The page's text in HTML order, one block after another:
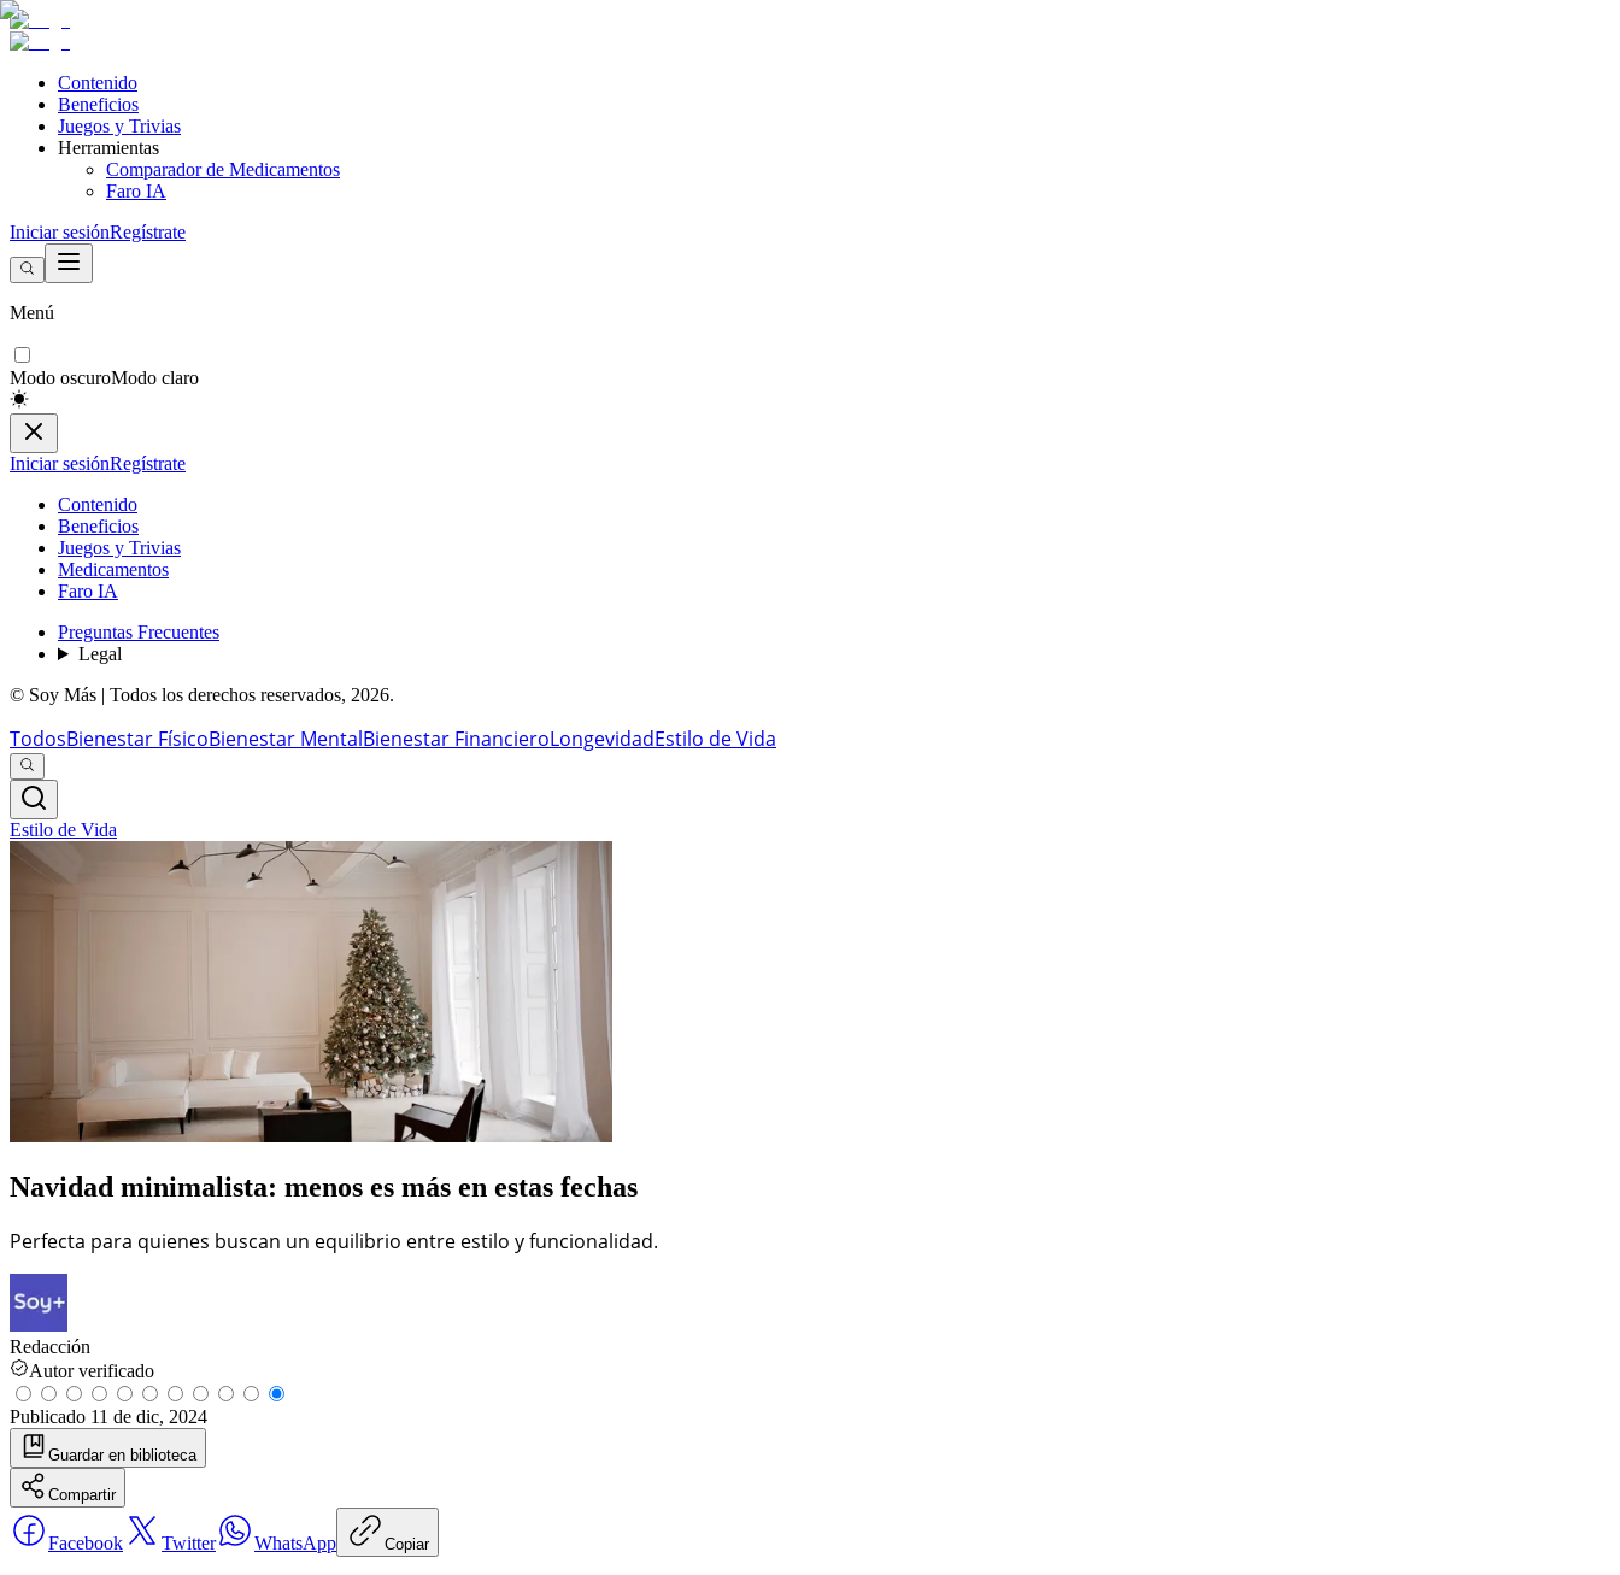
Contenido
Beneficios
Juegos y Trivias
Herramientas
Comparador de Medicamentos
Faro IA
Iniciar sesiónRegístrate
Menú
Modo oscuroModo claro
Iniciar sesiónRegístrate
Contenido
Beneficios
Juegos y Trivias
Medicamentos
Faro IA
Preguntas Frecuentes
Legal
© Soy Más | Todos los derechos reservados, 2026.
TodosBienestar FísicoBienestar MentalBienestar FinancieroLongevidadEstilo de Vida
Estilo de Vida
Navidad minimalista: menos es más en estas fechas
Perfecta para quienes buscan un equilibrio entre estilo y funcionalidad.
Redacción
Autor verificado
Publicado 11 de dic, 2024
Guardar en biblioteca
Compartir
Facebook Twitter WhatsApp Copiar